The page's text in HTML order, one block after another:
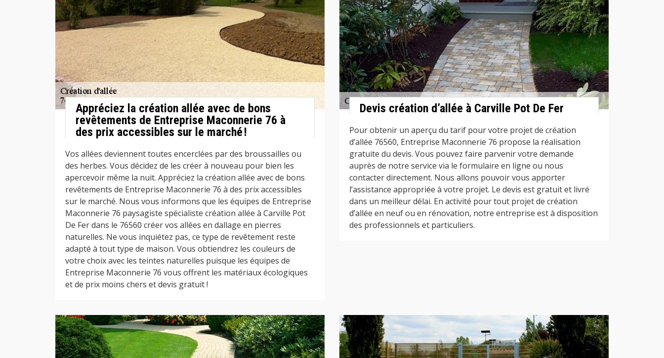
Appréciez la création allée avec de bons
revêtements de Entreprise Maconnerie 76 à
des prix accessibles sur le marché !
Vos allées deviennent toutes encerclées par des broussailles ou
des herbes. Vous décidez de les créer à nouveau pour bien les
apercevoir même la nuit. Appréciez la création allée avec de bons
revêtements de Entreprise Maconnerie 76 à des prix accessibles
sur le marché. Nous vous informons que les équipes de Entreprise
Maconnerie 76 paysagiste spécialiste création allée à Carville Pot
De Fer dans le 76560 créer vos allées en dallage en pierres
naturelles. Ne vous inquiétez pas, ce type de revêtement reste
adapté à tout type de maison. Vous obtiendrez les couleurs de
votre choix avec les teintes naturelles puisque les équipes de
Entreprise Maconnerie 76 vous offrent les matériaux écologiques
et de prix moins chers et devis gratuit !
Devis création d’allée à Carville Pot De Fer
Pour obtenir un aperçu du tarif pour votre projet de création
d’allée 76560, Entreprise Maconnerie 76 propose la réalisation
gratuite du devis. Vous pouvez faire parvenir votre demande
auprès de notre service via le formulaire en ligne ou nous
contacter directement. Nous allons pouvoir vous apporter
l’assistance appropriée à votre projet. Le devis est gratuit et livré
dans un meilleur délai. En activité pour tout projet de création
d’allée en neuf ou en rénovation, notre entreprise est à disposition
des professionnels et particuliers.